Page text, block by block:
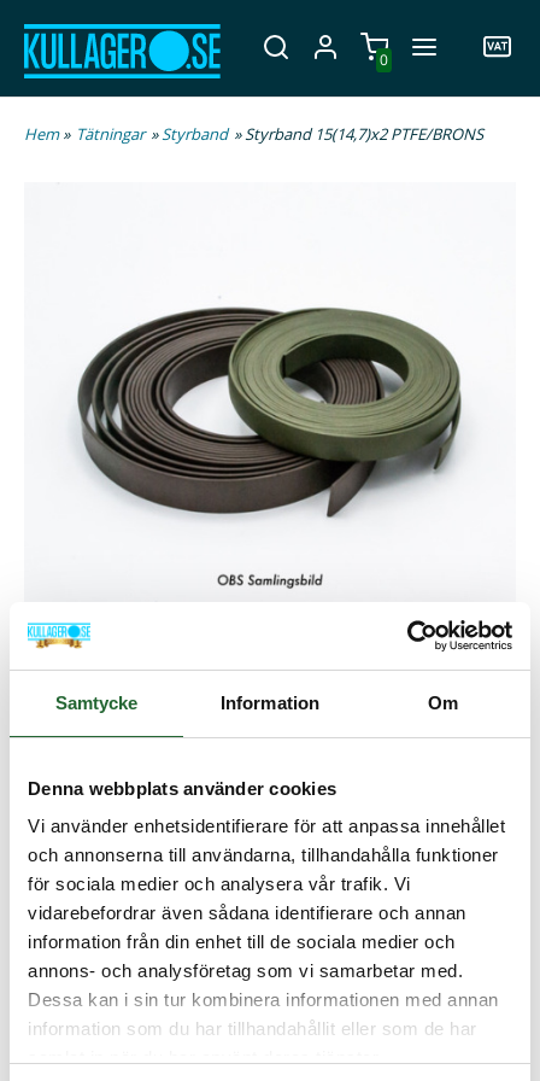
Samtycke Information Om
Denna webbplats använder cookies
Vi använder enhetsidentifierare för att anpassa innehållet
och annonserna till användarna, tillhandahålla funktioner
för sociala medier och analysera vår trafik. Vi
vidarebefordrar även sådana identifierare och annan
information från din enhet till de sociala medier och
annons- och analysföretag som vi samarbetar med.
Dessa kan i sin tur kombinera informationen med annan
information som du har tillhandahållit eller som de har
0
Hem» Tätningar »Styrband » Styrband 15(14,7)x2 PTFE/BRONS
Styrband 15(14,7)x2 PTFE/BRONS
I lager
60,00 :-
Lägg i kundvagnen